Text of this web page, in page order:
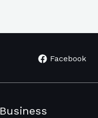
Facebook
Business